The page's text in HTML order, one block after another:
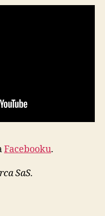
Facebooku.
SaS.